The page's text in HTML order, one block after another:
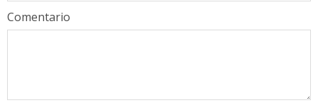
Comentario